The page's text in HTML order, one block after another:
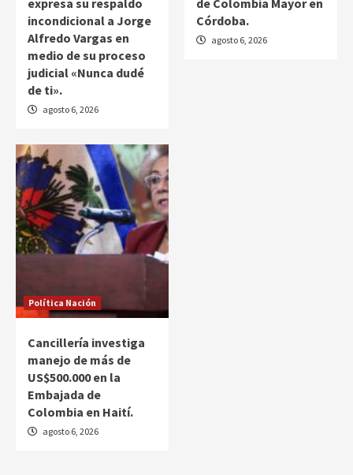
incondicional a Jorge
Alfredo Vargas en
medio de su proceso
judicial «Nunca dudé
de ti».
agosto 6, 2026
Córdoba.
agosto 6, 2026
Política Nación
Cancillería investiga
manejo de más de
US$500.000 en la
Embajada de
Colombia en Haití.
agosto 6, 2026